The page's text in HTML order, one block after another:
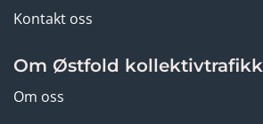
Kontakt oss
Om Østfold kollektivtrafikk
Om oss